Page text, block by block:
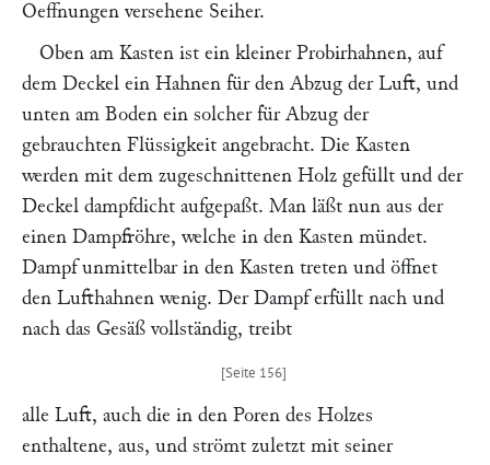
Oeffnungen versehene Seiher.
Oben am Kasten ist ein kleiner Probirhahnen, auf
dem Deckel ein Hahnen für den Abzug der Luft, und
unten am Boden ein solcher für Abzug der
gebrauchten Flüssigkeit angebracht. Die Kasten
werden mit dem zugeschnittenen Holz gefüllt und der
Deckel dampfdicht aufgepaßt. Man läßt nun aus der
einen Dampfröhre, welche in den Kasten mündet.
Dampf unmittelbar in den Kasten treten und öffnet
den Lufthahnen wenig. Der Dampf erfüllt nach und
nach das Gesäß vollständig, treibt
alle Luft, auch die in den Poren des Holzes
enthaltene, aus, und strömt zuletzt mit seiner